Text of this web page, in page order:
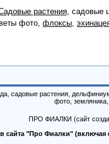
растения, садовые
фото, флоксы,
садовые растения,
фото,
ПРО ФИАЛКИ (сайт
сайта "Про Фиалки"